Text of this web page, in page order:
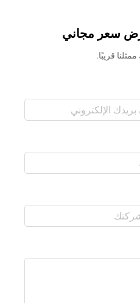
سعر مجاني
قريبًا.